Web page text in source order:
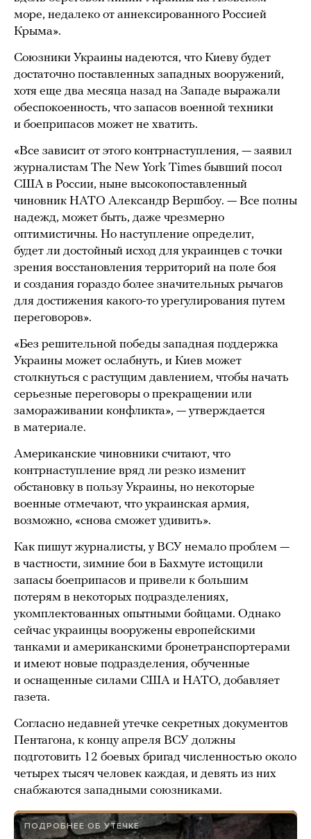
море, недалеко от аннексированного Россией
Крыма».
Союзники Украины надеются, что Киеву будет
достаточно поставленных западных вооружений,
хотя еще два месяца назад на Западе выражали
обеспокоенность, что запасов военной техники
и боеприпасов может не хватить.
«Все зависит от этого контрнаступления, — заявил
журналистам The New York Times бывший посол
США в России, ныне высокопоставленный
чиновник НАТО Александр Вершбоу. — Все полны
надежд, может быть, даже чрезмерно
оптимистичны. Но наступление определит,
будет ли достойный исход для украинцев с точки
зрения восстановления территорий на поле боя
и создания гораздо более значительных рычагов
для достижения какого-то урегулирования путем
переговоров».
«Без решительной победы западная поддержка
Украины может ослабнуть, и Киев может
столкнуться с растущим давлением, чтобы начать
серьезные переговоры о прекращении или
замораживании конфликта», — утверждается
в материале.
Американские чиновники считают, что
контрнаступление вряд ли резко изменит
обстановку в пользу Украины, но некоторые
военные отмечают, что украинская армия,
возможно, «снова сможет удивить».
Как пишут журналисты, у ВСУ немало проблем —
в частности, зимние бои в Бахмуте истощили
запасы боеприпасов и привели к большим
потерям в некоторых подразделениях,
укомплектованных опытными бойцами. Однако
сейчас украинцы вооружены европейскими
танками и американскими бронетранспортерами
и имеют новые подразделения, обученные
и оснащенные силами США и НАТО, добавляет
газета.
Согласно недавней утечке секретных документов
Пентагона, к концу апреля ВСУ должны
подготовить 12 боевых бригад численностью около
четырех тысяч человек каждая, и девять из них
снабжаются западными союзниками.
ПОДРОБНЕЕ ОБ УТЕЧКЕ